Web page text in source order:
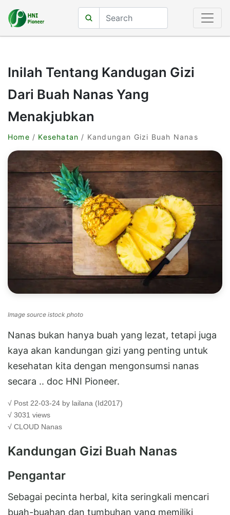
Inilah Tentang Kandugan Gizi
Dari Buah Nanas Yang
Menakjubkan
Home / Kesehatan / Kandungan Gizi Buah Nanas
Image source istock photo
Nanas bukan hanya buah yang lezat, tetapi juga
kaya akan kandungan gizi yang penting untuk
kesehatan kita dengan mengonsumsi nanas
secara .. doc HNI Pioneer.
√ Post 22-03-24 by lailana (Id2017)
√ 3031 views
√ CLOUD Nanas
Kandungan Gizi Buah Nanas
Pengantar
Sebagai pecinta herbal, kita seringkali mencari
buah-buahan dan tumbuhan yang memiliki